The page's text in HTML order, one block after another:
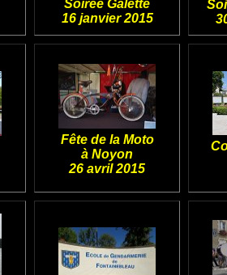
Soirée Galette
16 janvier 2015
Fête de la Moto
à Noyon
26 avril 2015